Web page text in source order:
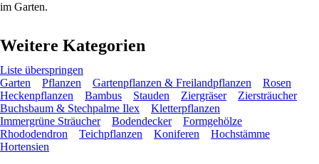
im Garten.
Weitere Kategorien
Liste überspringen
Garten
Pflanzen Gartenpflanzen & Freilandpflanzen
Rosen
Heckenpflanzen
Bambus Stauden Ziergräser
Ziersträucher
Buchsbaum & Stechpalme Ilex
Kletterpflanzen
Immergrüne Sträucher
Bodendecker
Formgehölze
Rhododendron
Teichpflanzen Koniferen
Hochstämme
Hortensien